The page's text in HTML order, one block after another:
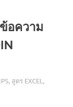
อความ
, สูตร EXCEL ,